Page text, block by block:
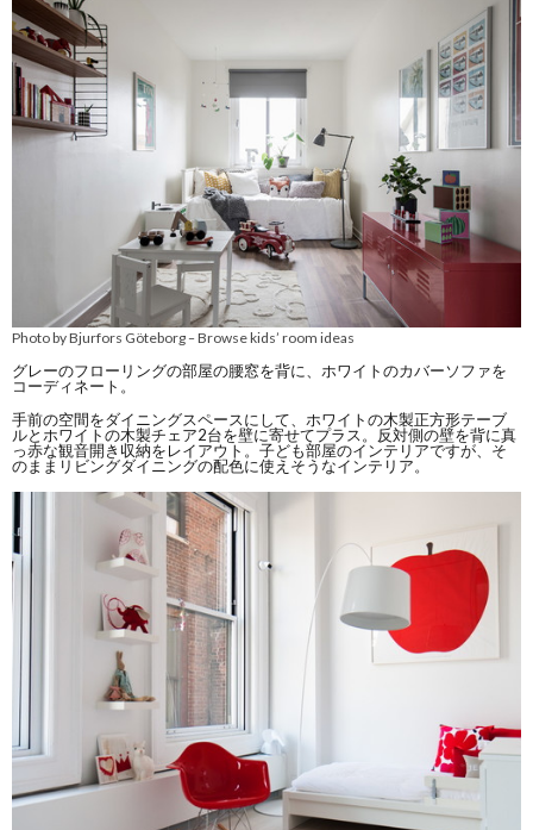
Photo by Bjurfors Göteborg–Browse kids’ room ideas
グレーのフローリングの部屋の腰窓を背に、ホワイトのカバーソファを
コーディネート。
手前の空間をダイニングスペースにして、ホワイトの木製正方形テーブ
ルとホワイトの木製チェア2台を壁に寄せてプラス。反対側の壁を背に真
っ赤な観音開き収納をレイアウト。子ども部屋のインテリアですが、そ
のままリビングダイニングの配色に使えそうなインテリア。